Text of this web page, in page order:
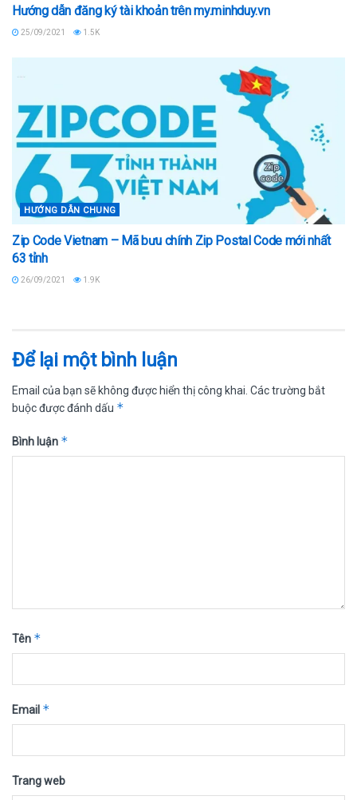
Hướng dẫn đăng ký tài khoản trên my.minhduy.vn
25/09/2021 1.5K
HƯỚNG DẪN CHUNG
Zip Code Vietnam – Mã bưu chính Zip Postal Code mới nhất
63 tỉnh
26/09/2021 1.9K
Để lại một bình luận
Email của bạn sẽ không được hiển thị công khai. Các trường bắt
buộc được đánh dấu *
Bình luận *
Tên *
Email *
Trang web